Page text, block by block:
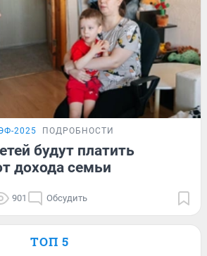
2025 ПОДРОБНОСТИ
будут платить
дохода семьи
901 Обсудить
ТОП 5